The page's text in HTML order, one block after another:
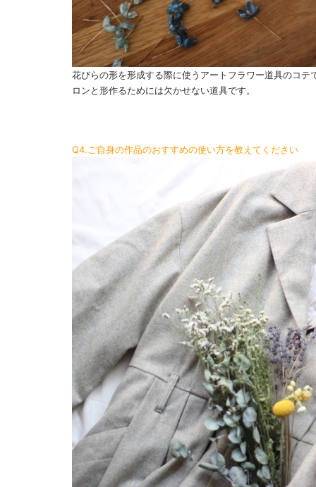
花びらの形を形成する際に使うアートフラワー道具のコ
ロンと形作るためには欠かせない道具です。
Q4.ご自身の作品のおすすめの使い方を教えてください